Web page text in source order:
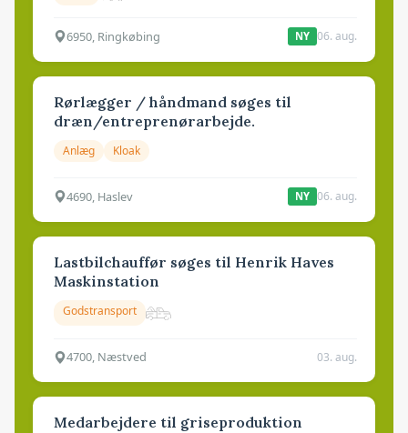
6950, Ringkøbing NY 06. aug.
Rørlægger / håndmand søges til
dræn/entreprenørarbejde.
Anlæg Kloak
4690, Haslev NY 06. aug.
Lastbilchauffør søges til Henrik Haves
Maskinstation
Godstransport
4700, Næstved 03. aug.
Medarbejdere til griseproduktion